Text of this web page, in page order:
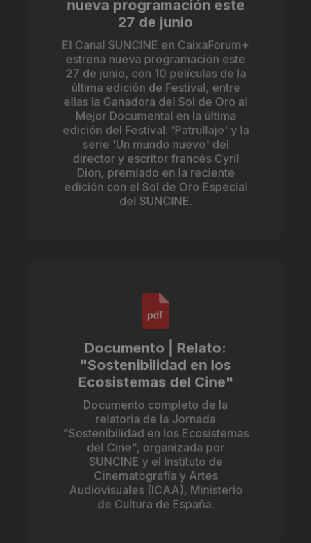
nueva programación este
27 de junio
El Canal SUNCINE en CaixaForum+
estrena nueva programación este
27 de junio, con 10 películas de la
última edición de Festival, entre
ellas la Ganadora del Sol de Oro al
Mejor Documental en la última
edición del Festival: 'Patrullaje' y la
serie 'Un mundo nuevo' del
director y escritor francés Cyril
Dion, premiado en la reciente
edición con el Sol de Oro Especial
del SUNCINE.
Documento | Relato:
"Sostenibilidad en los
Ecosistemas del Cine"
Documento completo de la
relatoria de la Jornada
"Sostenibilidad en los Ecosistemas
del Cine", organizada por
SUNCINE y el Instituto de
Cinematografía y Artes
Audiovisuales (ICAA), Ministerio
de Cultura de España.